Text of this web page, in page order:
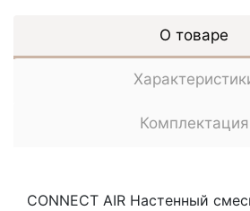
О товаре
Комплектация
CONNECT AIR Настенный